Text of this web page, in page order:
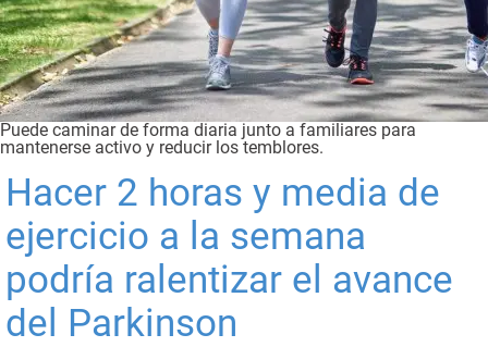
Puede caminar de forma diaria junto a familiares para
mantenerse activo y reducir los temblores.
Hacer 2 horas y media de
ejercicio a la semana
podría ralentizar el avance
del Parkinson